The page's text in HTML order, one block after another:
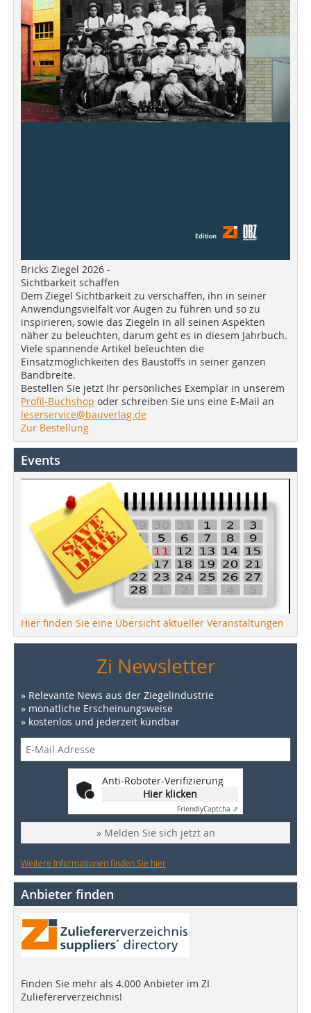
Bricks Ziegel 2026 -
Sichtbarkeit schaffen
Dem Ziegel Sichtbarkeit zu verschaffen, ihn in seiner
Anwendungsvielfalt vor Augen zu führen und so zu
inspirieren, sowie das Ziegeln in all seinen Aspekten
näher zu beleuchten, darum geht es in diesem Jahrbuch.
Viele spannende Artikel beleuchten die
Einsatzmöglichkeiten des Baustoffs in seiner ganzen
Bandbreite.
Bestellen Sie jetzt Ihr persönliches Exemplar in unserem
Profil-Buchshop oder schreiben Sie uns eine E-Mail an
leserservice@bauverlag.de
Zur Bestellung
Events
Hier finden Sie eine Übersicht aktueller Veranstaltungen
Zi Newsletter
» Relevante News aus der Ziegelindustrie
» monatliche Erscheinungsweise
» kostenlos und jederzeit kündbar
Anti-Roboter-Verifizierung
Hier klicken
FriendlyCaptcha ⇗
» Melden Sie sich jetzt an
Weitere Informationen finden Sie hier
Anbieter finden
Finden Sie mehr als 4.000 Anbieter im ZI
Zuliefererverzeichnis!